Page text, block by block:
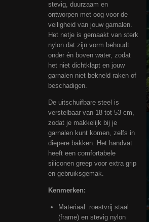
stevig, duurzaam en
ontworpen met oog voor de
veiligheid van jouw garnalen.
Het netje is gemaakt van sterk
nylon dat zijn vorm behoudt
onder én boven water, zodat
het niet dichtklapt en jouw
garnalen niet bekneld raken of
beschadigen.
De uitschuifbare steel is
verstelbaar van 18 tot 53 cm,
zodat je makkelijk bij je
garnalen kunt komen, zelfs in
diepere bakken. Het handvat
heeft een comfortabele
siliconen greep voor extra grip
en gebruiksgemak.
Kenmerken:
Materiaal: roestvrij staal
(frame) en stevig nylon